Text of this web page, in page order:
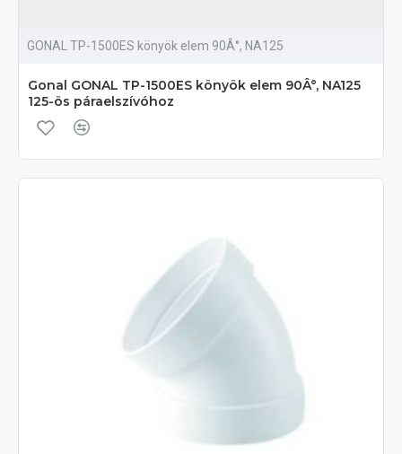
GONAL TP-1500ES könyök elem 90Â°, NA125
Gonal GONAL TP-1500ES könyök elem 90Â°, NA125
125-ös páraelszívóhoz